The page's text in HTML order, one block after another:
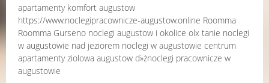
apartamenty komfort augustow
https://www.noclegipracownicze-augustow.online Roomma
Roomma Gurseno noclegi augustow i okolice olx tanie noclegi
w augustowie nad jeziorem noclegi w augustowie centrum
apartamenty ziolowa augustow ď»żnoclegi pracownicze w
augustowie